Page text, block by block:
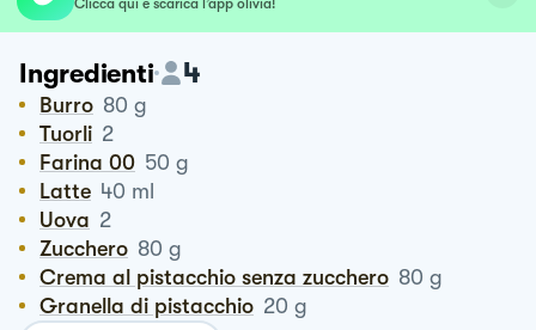
Ingredienti 4
Burro 80 g
Tuorli 2
Farina 00 50 g
Latte 40 ml
Uova 2
Zucchero 80 g
Crema al pistacchio senza zucchero 80 g
Granella di pistacchio 20 g